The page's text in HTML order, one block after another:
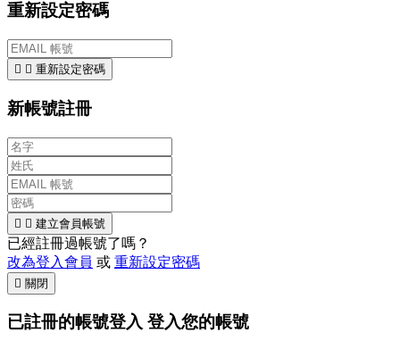
重新設定密碼
  重新設定密碼
新帳號註冊
  建立會員帳號
已經註冊過帳號了嗎？
改為登入會員 或 重新設定密碼
 關閉
已註冊的帳號登入 登入您的帳號